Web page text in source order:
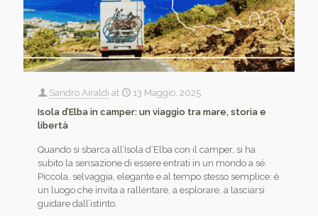
Sandro Airaldi at
13 Maggio, 2025
Isola d’Elba in camper: un viaggio tra mare, storia e
libertà
Quando si sbarca all’Isola d’Elba con il camper, si ha
subito la sensazione di essere entrati in un mondo a sé.
Piccola, selvaggia, elegante e al tempo stesso semplice: è
un luogo che invita a rallentare, a esplorare, a lasciarsi
guidare dall’istinto.